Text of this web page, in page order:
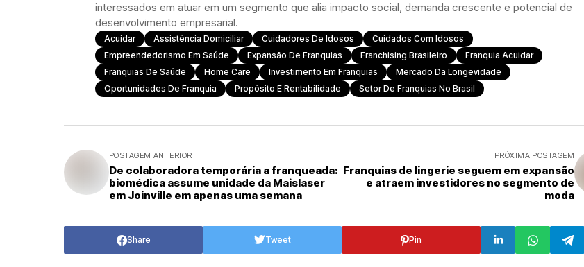
interessados em atuar em um segmento que alia impacto social, demanda crescente e potencial de
desenvolvimento empresarial.
Acuidar Assistência Domiciliar Cuidadores De Idosos
Cuidados Com Idosos
Empreendedorismo Em Saúde
Expansão De Franquias Franchising Brasileiro
Franquia Acuidar
Franquias De Saúde
Home Care Investimento Em Franquias
Mercado Da Longevidade
Oportunidades De Franquia
Propósito E Rentabilidade Setor De Franquias No Brasil
POSTAGEM ANTERIOR
De colaboradora temporária a franqueada:
biomédica assume unidade da Maislaser
em Joinville em apenas uma semana
PRÓXIMA POSTAGEM
Franquias de lingerie seguem em expansão
e atraem investidores no segmento de
moda
Share Tweet Pin